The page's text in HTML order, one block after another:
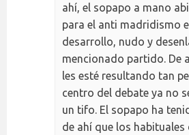
ahí, el sopapo a mano
para el anti madridismo
desarrollo, nudo y
mencionado partido. De
les esté resultando tan
centro del debate ya no
un tifo. El sopapo ha
de ahí que los habituales